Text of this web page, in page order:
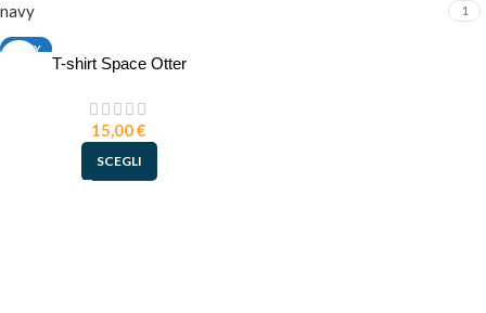
navy 1
NAVY
T-shirt Space Otter
15,00€
SCEGLI